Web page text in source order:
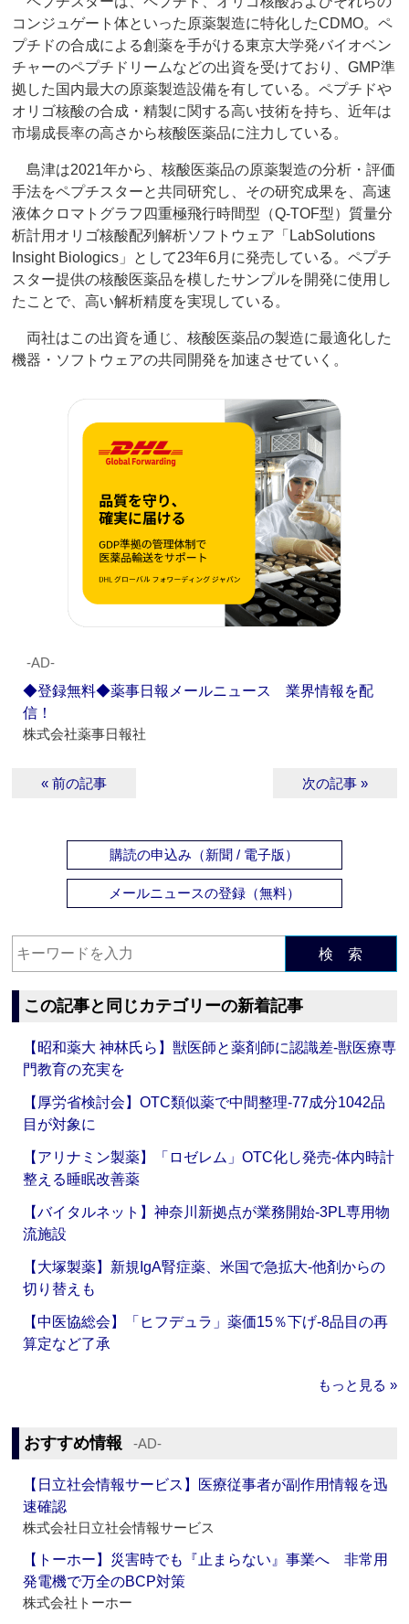
コンジュゲート体といった原薬製造に特化したCDMO。ペ
プチドの合成による創薬を手がける東京大学発バイオベン
チャーのペプチドリームなどの出資を受けており、GMP準
拠した国内最大の原薬製造設備を有している。ペプチドや
オリゴ核酸の合成・精製に関する高い技術を持ち、近年は
市場成長率の高さから核酸医薬品に注力している。
島津は2021年から、核酸医薬品の原薬製造の分析・評価
手法をペプチスターと共同研究し、その研究成果を、高速
液体クロマトグラフ四重極飛行時間型（Q-TOF型）質量分
析計用オリゴ核酸配列解析ソフトウェア「LabSolutions
Insight Biologics」として23年6月に発売している。ペプチ
スター提供の核酸医薬品を模したサンプルを開発に使用し
たことで、高い解析精度を実現している。
両社はこの出資を通じ、核酸医薬品の製造に最適化した
機器・ソフトウェアの共同開発を加速させていく。
‐AD‐
◆登録無料◆薬事日報メールニュース 業界情報を配
信！
株式会社薬事日報社
« 前の記事 次の記事 »
購読の申込み（新聞 / 電子版）
メールニュースの登録（無料）
検 索
この記事と同じカテゴリーの新着記事
【昭和薬大 神林氏ら】獣医師と薬剤師に認識差‐獣医療専
門教育の充実を
【厚労省検討会】OTC類似薬で中間整理‐77成分1042品
目が対象に
【アリナミン製薬】「ロゼレム」OTC化し発売‐体内時計
整える睡眠改善薬
【バイタルネット】神奈川新拠点が業務開始‐3PL専用物
流施設
【大塚製薬】新規IgA腎症薬、米国で急拡大‐他剤からの
切り替えも
【中医協総会】「ヒフデュラ」薬価15％下げ‐8品目の再
算定など了承
もっと見る »
おすすめ情報 ‐AD‐
【日立社会情報サービス】医療従事者が副作用情報を迅
速確認
株式会社日立社会情報サービス
【トーホー】災害時でも『止まらない』事業へ 非常用
発電機で万全のBCP対策
株式会社トーホー